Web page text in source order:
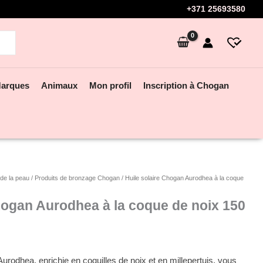
+371 25693580
Animaux Mon profil Inscription à Chogan
la peau / Produits de bronzage Chogan / Huile solaire Chogan Aurodhea à la coque
Aurodhea à la coque de noix 150
enrichie en coquilles de noix et en millepertuis, vous